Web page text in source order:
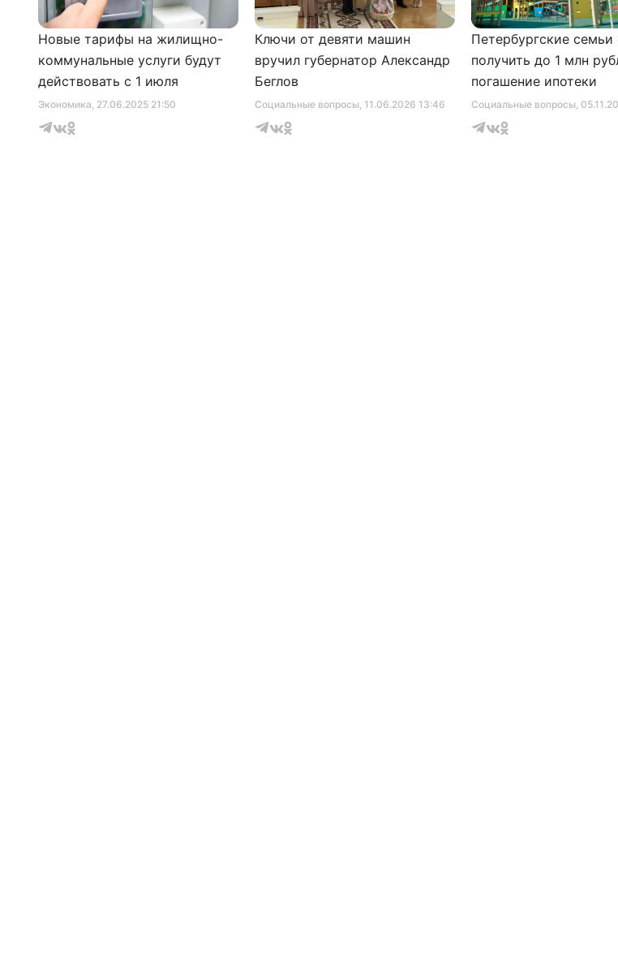
Экономика, 27.06.2025 21:50
Новые тарифы на жилищно-
коммунальные услуги будут
действовать с 1 июля
Социальные вопросы, 11.06.2026 13:46
Ключи от девяти машин
вручил губернатор Александр
Беглов
Социальные вопросы,
Петербургские семьи
получить до 1 млн
погашение ипотеки